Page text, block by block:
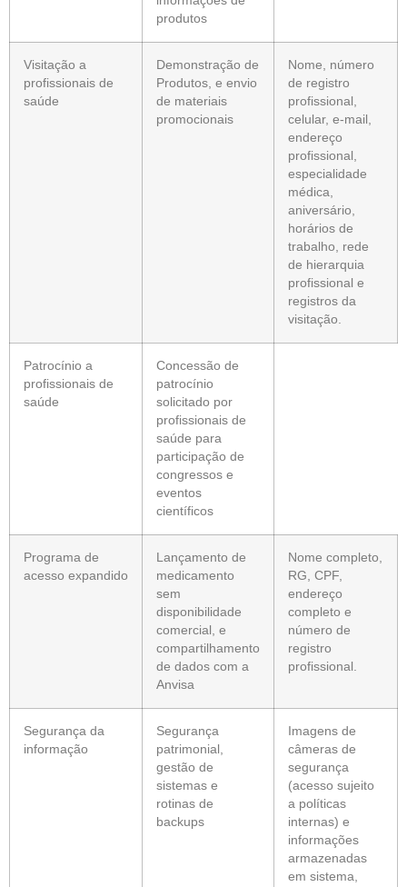
produtos
Visitação a
profissionais de
saúde
Demonstração de
Produtos, e envio
de materiais
promocionais
Nome, número
de registro
profissional,
celular, e-mail,
endereço
profissional,
especialidade
médica,
aniversário,
horários de
trabalho, rede
de hierarquia
profissional e
registros da
visitação.
Patrocínio a
profissionais de
saúde
Concessão de
patrocínio
solicitado por
profissionais de
saúde para
participação de
congressos e
eventos
científicos
Programa de
acesso expandido
Lançamento de
medicamento
sem
disponibilidade
comercial, e
compartilhamento
de dados com a
Anvisa
Nome completo,
RG, CPF,
endereço
completo e
número de
registro
profissional.
Segurança da
informação
Segurança
patrimonial,
gestão de
sistemas e
rotinas de
backups
Imagens de
câmeras de
segurança
(acesso sujeito
a políticas
internas) e
informações
armazenadas
em sistema,